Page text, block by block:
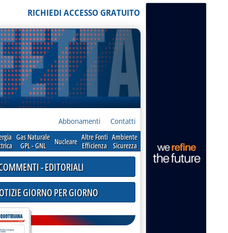
RICHIEDI ACCESSO GRATUITO
Abbonamenti Contatti
Gas Naturale
GPL - GNL
Nucleare Altre Fonti
Efficienza
Ambiente
Sicurezza
- EDITORIALI
GIORNO PER GIORNO